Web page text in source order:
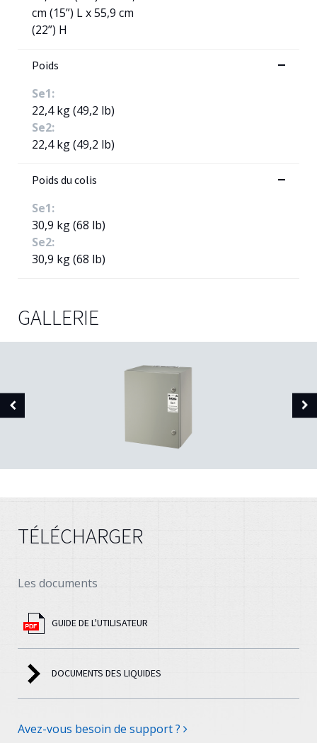
cm (15”) L x 55,9 cm
(22”) H
Poids
Se1:
22,4 kg (49,2 lb)
Se2:
22,4 kg (49,2 lb)
Poids du colis
Se1:
30,9 kg (68 lb)
Se2:
30,9 kg (68 lb)
GALLERIE
TÉLÉCHARGER
Les documents
GUIDE DE L'UTILISATEUR
DOCUMENTS DES LIQUIDES
Avez-vous besoin de support ?